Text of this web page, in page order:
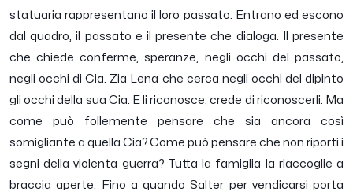
statuaria rappresentano il loro passato. Entrano ed escono
dal quadro, il passato e il presente che dialoga. Il presente
che chiede conferme, speranze, negli occhi del passato,
negli occhi di Cia. Zia Lena che cerca negli occhi del dipinto
gli occhi della sua Cia. E li riconosce, crede di riconoscerli. Ma
come può follemente pensare che sia ancora così
somigliante a quella Cia? Come può pensare che non riporti i
segni della violenta guerra? Tutta la famiglia la riaccoglie a
braccia aperte. Fino a quando Salter per vendicarsi porta